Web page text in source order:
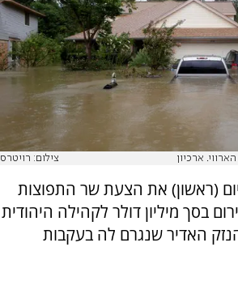
ארכיון צילום: רויטרס
(ראשון) את הצעת שר התפוצות
בסך מיליון דולר לקהילה היהודית
האדיר שנגרם לה בעקבות